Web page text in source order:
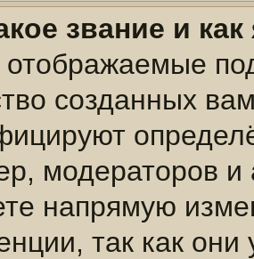
звание и
отображаемые
созданных
модераторов
напрямую
так как они